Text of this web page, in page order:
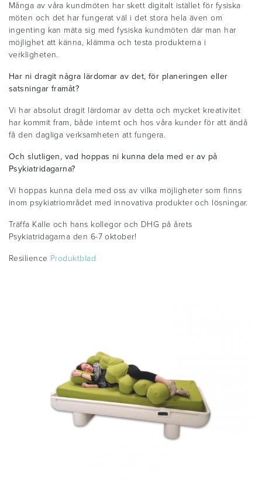
Många av våra kundmöten har skett digitalt istället för fysiska
möten och det har fungerat väl i det stora hela även om
ingenting kan mäta sig med fysiska kundmöten där man har
möjlighet att känna, klämma och testa produkterna i
verkligheten.
Har ni dragit några lärdomar av det, för planeringen eller
satsningar framåt?
Vi har absolut dragit lärdomar av detta och mycket kreativitet
har kommit fram, både internt och hos våra kunder för att ändå
få den dagliga verksamheten att fungera.
Och slutligen, vad hoppas ni kunna dela med er av på
Psykiatridagarna?
Vi hoppas kunna dela med oss av vilka möjligheter som finns
inom psykiatriområdet med innovativa produkter och lösningar.
Träffa Kalle och hans kollegor och DHG på årets
Psykiatridagarna den 6-7 oktober!
Resilience Produktblad